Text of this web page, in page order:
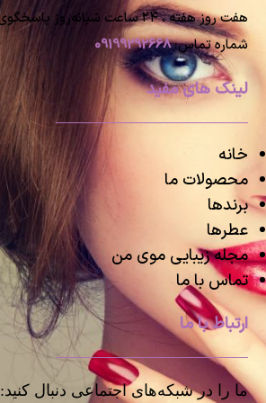
هفت روز هفته ، ۲۴ ساعت شبانه‌روز پاسخگوی شما هستیم
شماره تماس:09199292668
لینک های مفید
خانه
محصولات ما
برندها
عطرها
مجله زیبایی موی من
تماس با ما
ارتباط با ما
ما را در شبکه‌های اجتماعی دنبال کنید: